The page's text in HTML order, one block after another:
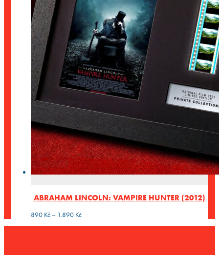
ABRAHAM LINCOLN: VAMPIRE HUNTER (2012)
890 Kč – 1.890 KčRozpětí